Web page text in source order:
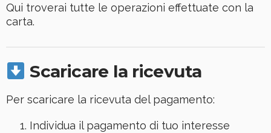
Qui troverai tutte le operazioni effettuate con la
carta.
Scaricare la ricevuta
Per scaricare la ricevuta del pagamento:
Individua il pagamento di tuo interesse